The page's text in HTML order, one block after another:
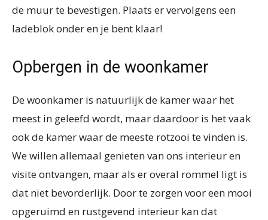
de muur te bevestigen. Plaats er vervolgens een
ladeblok onder en je bent klaar!
Opbergen in de woonkamer
De woonkamer is natuurlijk de kamer waar het
meest in geleefd wordt, maar daardoor is het vaak
ook de kamer waar de meeste rotzooi te vinden is.
We willen allemaal genieten van ons interieur en
visite ontvangen, maar als er overal rommel ligt is
dat niet bevorderlijk. Door te zorgen voor een mooi
opgeruimd en rustgevend interieur kan dat